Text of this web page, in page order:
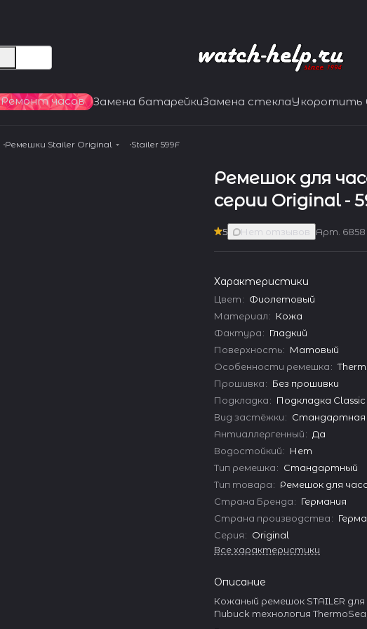
Ремонт часов Замена батарейкиЗамена стеклаУкоротить
Ремешки Stailer Original Stailer 599F
Ремешок для
серии Original -
5 Нет отзывов Арт. 6858
Характеристики
Цвет: Фиолетовый
Материал: Кожа
Фактура: Гладкий
Поверхность: Матовый
Особенности ремешка:
Прошивка: Без прошивки
Подкладка: Подкладка
Вид застёжки: Стандартная
Антиаллергенный: Да
Водостойкий: Нет
Тип ремешка: Стандартный
Тип товара: Ремешок для
Страна Бренда: Германия
Страна производства:
Серия: Original
Все характеристики
Описание
Кожаный ремешок STAILER
Nubuck технология